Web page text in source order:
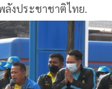
ลังประชาชาติไทย.